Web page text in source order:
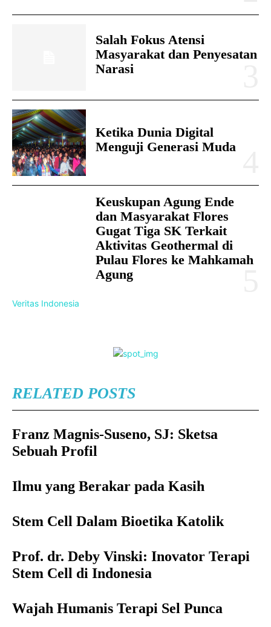
Salah Fokus Atensi
Masyarakat dan Penyesatan
Narasi
Ketika Dunia Digital
Menguji Generasi Muda
Keuskupan Agung Ende
dan Masyarakat Flores
Gugat Tiga SK Terkait
Aktivitas Geothermal di
Pulau Flores ke Mahkamah
Agung
Veritas Indonesia
RELATED POSTS
Franz Magnis-Suseno, SJ: Sketsa
Sebuah Profil
Ilmu yang Berakar pada Kasih
Stem Cell Dalam Bioetika Katolik
Prof. dr. Deby Vinski: Inovator Terapi
Stem Cell di Indonesia
Wajah Humanis Terapi Sel Punca